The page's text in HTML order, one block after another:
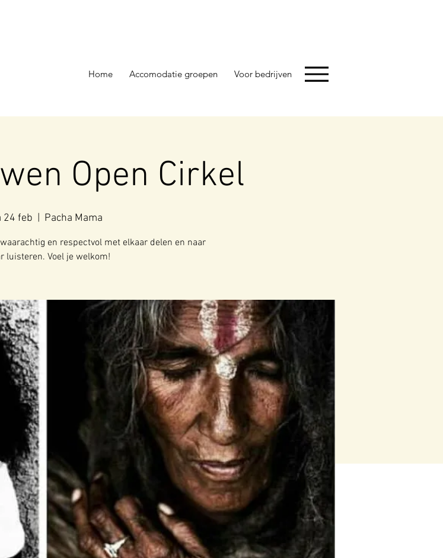
Home Accomodatie groepen Voor bedrijven
Open Cirkel
24 feb Pacha Mama
en respectvol met elkaar delen en naar
luisteren. Voel je welkom!